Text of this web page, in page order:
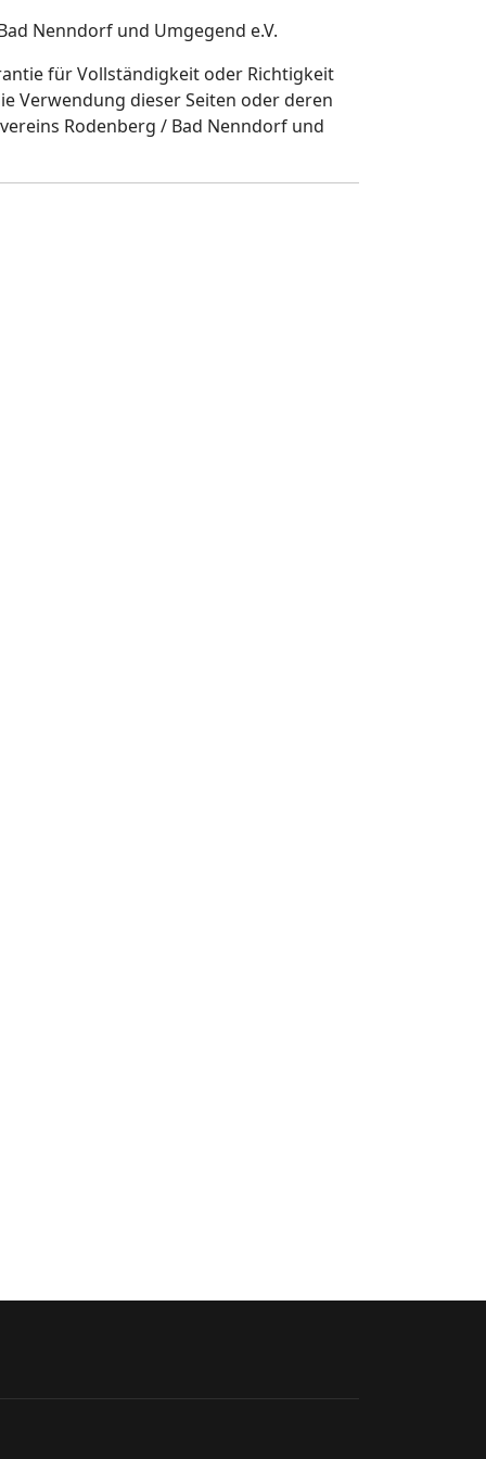
Nenndorf und Umgegend e.V.
für Vollständigkeit oder Richtigkeit
Verwendung dieser Seiten oder deren
Rodenberg / Bad Nenndorf und